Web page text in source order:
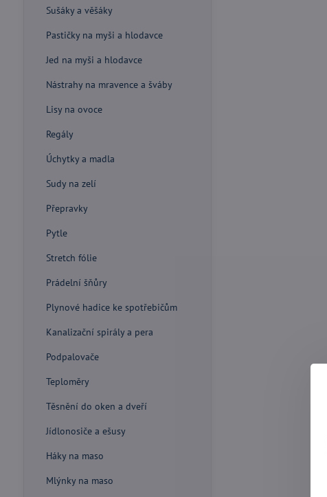
Sušáky a věšáky
Pastičky na myši a hlodavce
Jed na myši a hlodavce
Nástrahy na mravence a šváby
Lisy na ovoce
Regály
Úchytky a madla
Sudy na zelí
Přepravky
Pytle
Stretch fólie
Prádelní šňůry
Plynové hadice ke spotřebičům
Kanalizační spirály a pera
Podpalovače
Teploměry
Těsnění do oken a dveří
Jídlonosiče a ešusy
Háky na maso
Mlýnky na maso